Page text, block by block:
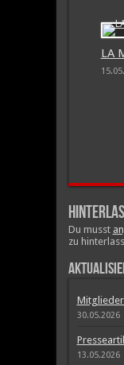
LA
Du musst
zu
30.05.2026
13.05.2026